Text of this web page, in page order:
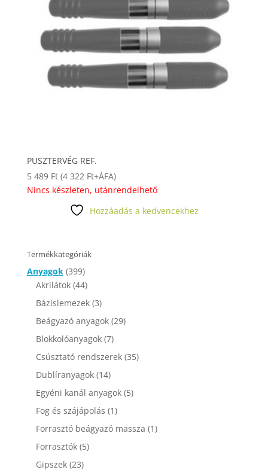
PUSZTERVÉG REF.
5 489 Ft (4 322 Ft+ÁFA)
Nincs készleten, utánrendelhető
Hozzáadás a kedvencekhez
Termékkategóriák
Anyagok (399)
Akrilátok (44)
Bázislemezek (3)
Beágyazó anyagok (29)
Blokkolóanyagok (7)
Csúsztató rendszerek (35)
Dublíranyagok (14)
Egyéni kanál anyagok (5)
Fog és szájápolás (1)
Forrasztó beágyazó massza (1)
Forrasztók (5)
Gipszek (23)